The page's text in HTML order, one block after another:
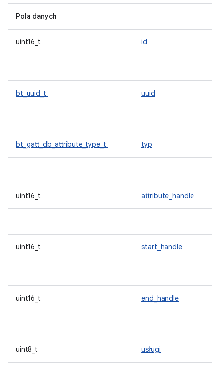
Pola danych
uint16_t id
bt_uuid_t uuid
bt_gatt_db_attribute_type_t typ
uint16_t attribute_handle
uint16_t start_handle
uint16_t end_handle
uint8_t usługi